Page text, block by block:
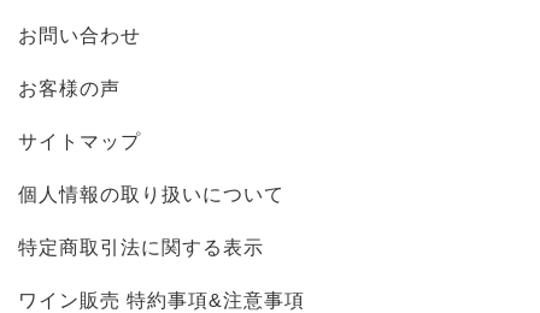
お問い合わせ
お客様の声
サイトマップ
個人情報の取り扱いについて
特定商取引法に関する表示
ワイン販売 特約事項&注意事項